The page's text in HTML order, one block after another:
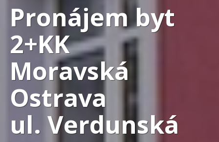
Pronájem byt
2+KK
Moravská
Ostrava
ul. Verdunská